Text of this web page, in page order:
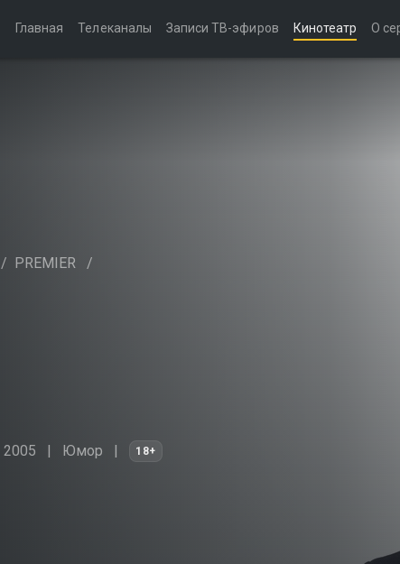
Главная Телеканалы Записи ТВ-эфиров Кинотеатр О
/ PREMIER /
2005 Юмор 18+